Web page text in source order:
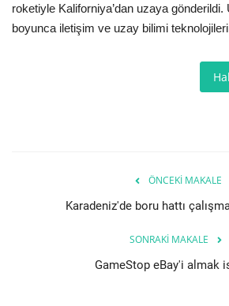
Pazaryeri
roketiyle Kaliforniya’dan uzaya gönderildi.
boyunca iletişim ve uzay bilimi
ÖNCEKI MAKALE
Karadeniz'de boru hattı
SONRAKI MAKALE
GameStop eBay'i almak